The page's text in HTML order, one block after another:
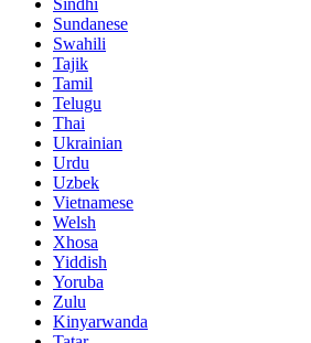
Sindhi
Sundanese
Swahili
Tajik
Tamil
Telugu
Thai
Ukrainian
Urdu
Uzbek
Vietnamese
Welsh
Xhosa
Yiddish
Yoruba
Zulu
Kinyarwanda